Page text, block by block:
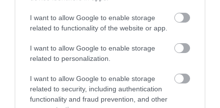
I want to allow Google to enable storage
related to functionality of the website or app.
I want to allow Google to enable storage
related to personalization.
I want to allow Google to enable storage
related to security, including authentication
functionality and fraud prevention, and other